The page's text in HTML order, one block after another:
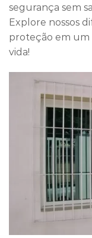
segurança sem
Explore nossos
proteção em um
vida!